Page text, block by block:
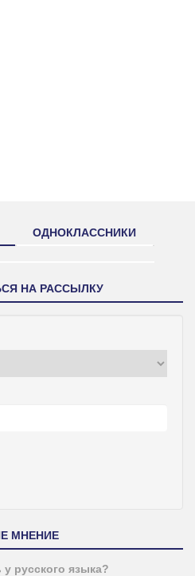
ОДНОКЛАССНИКИ
НА РАССЫЛКУ
МНЕНИЕ
русского языка?